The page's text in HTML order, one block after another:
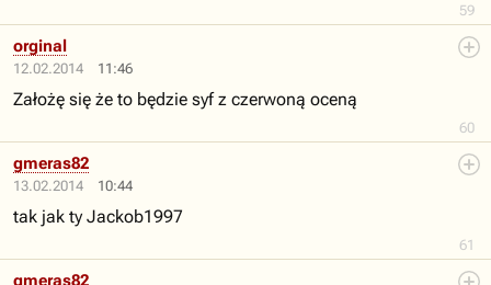
59
12.02.2014 11:46
60
orginal
Założę się że to będzie syf z czerwoną oceną
13.02.2014 10:44
61
gmeras82
tak jak ty Jackob1997
gmeras82